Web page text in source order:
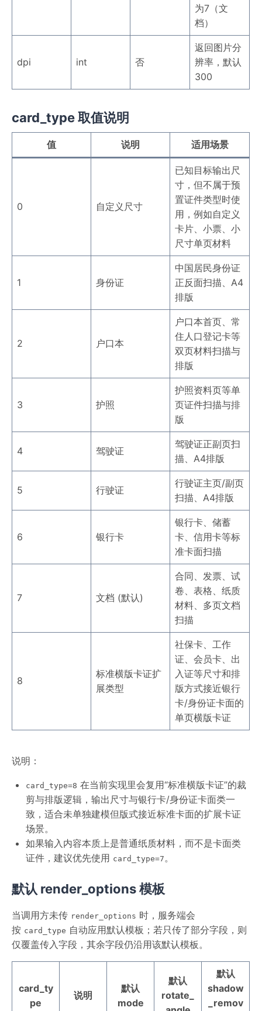
为7（文
档）
dpi int 否
返回图片分
辨率，默认
300
card_type 取值说明
值 说明 适用场景
0 自定义尺寸
已知目标输出尺
寸，但不属于预
置证件类型时使
用，例如自定义
卡片、小票、小
尺寸单页材料
1 身份证
中国居民身份证
正反面扫描、A4
排版
2 户口本
户口本首页、常
住人口登记卡等
双页材料扫描与
排版
3 护照
护照资料页等单
页证件扫描与排
版
4 驾驶证
驾驶证正副页扫
描、A4排版
5 行驶证
行驶证主页/副页
扫描、A4排版
6 银行卡
银行卡、储蓄
卡、信用卡等标
准卡面扫描
7 文档 (默认)
合同、发票、试
卷、表格、纸质
材料、多页文档
扫描
8
标准横版卡证扩
展类型
社保卡、工作
证、会员卡、出
入证等尺寸和排
版方式接近银行
卡/身份证卡面的
单页横版卡证
说明：
card_type=8 在当前实现里会复用“标准横版卡证”的裁
剪与排版逻辑，输出尺寸与银行卡/身份证卡面类一
致，适合未单独建模但版式接近标准卡面的扩展卡证
场景。
如果输入内容本质上是普通纸质材料，而不是卡面类
证件，建议优先使用 card_type=7。
默认 render_options 模板
当调用方未传 render_options 时，服务端会
按 card_type 自动应用默认模板；若只传了部分字段，则
仅覆盖传入字段，其余字段仍沿用该默认模板。
card_ty
pe
说明
默认
mode
默认
rotate_
默认
shadow
_remov